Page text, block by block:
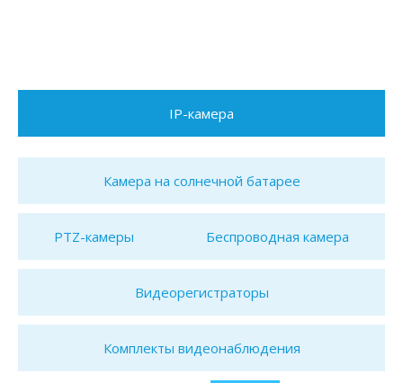
IP-камера
Камера на солнечной батарее
PTZ-камеры Беспроводная камера
Видеорегистраторы
Комплекты видеонаблюдения